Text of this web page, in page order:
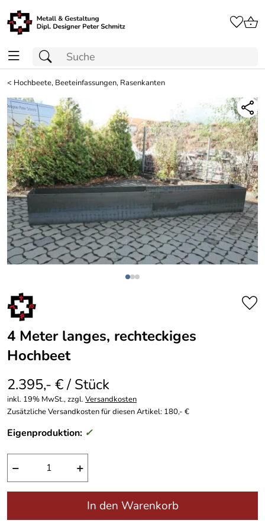
< Hochbeete, Beeteinfassungen, Rasenkanten
4 Meter langes, rechteckiges
Hochbeet
2.395,- € / Stück
inkl. 19% MwSt., zzgl.Versandkosten
Zusätzliche Versandkosten für diesen Artikel: 180,- €
Eigenproduktion: ✓
− +
In den Warenkorb